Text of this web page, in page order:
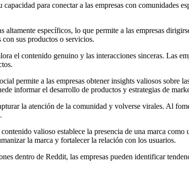
para conectar a las empresas con comunidades
altamente específicos, lo que permite a las empresas
sus productos o servicios.
el contenido genuino y las interacciones sinceras. Las
permite a las empresas obtener insights valiosos sobre
informar el desarrollo de productos y estrategias de
la atención de la comunidad y volverse virales. Al
valioso establece la presencia de una marca
la marca y fortalecer la relación con los usuarios.
dentro de Reddit, las empresas pueden identificar